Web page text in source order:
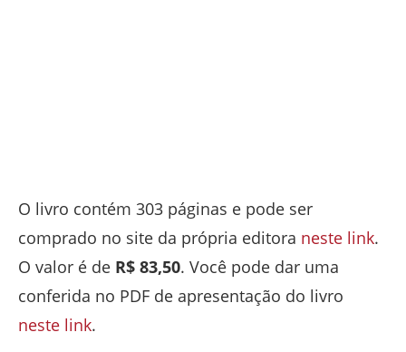
O livro contém 303 páginas e pode ser
comprado no site da própria editora neste link.
O valor é de R$ 83,50. Você pode dar uma
conferida no PDF de apresentação do livro
neste link.